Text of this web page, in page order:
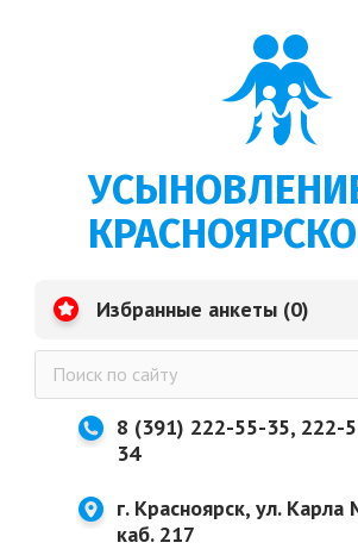
Избранные анкеты (0)
8 (391) 222-55-35, 222-
34
г. Красноярск, ул. Карла
каб. 217